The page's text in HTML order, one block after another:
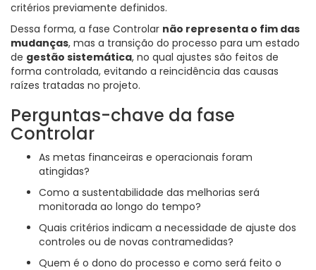
critérios previamente definidos.
Dessa forma, a fase Controlar não representa o fim das
mudanças, mas a transição do processo para um estado
de gestão sistemática, no qual ajustes são feitos de
forma controlada, evitando a reincidência das causas
raízes tratadas no projeto.
Perguntas-chave da fase
Controlar
As metas financeiras e operacionais foram
atingidas?
Como a sustentabilidade das melhorias será
monitorada ao longo do tempo?
Quais critérios indicam a necessidade de ajuste dos
controles ou de novas contramedidas?
Quem é o dono do processo e como será feito o